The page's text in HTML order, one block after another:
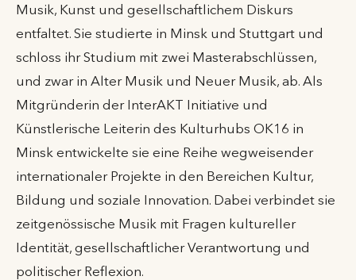
Musik, Kunst und gesellschaftlichem Diskurs
entfaltet. Sie studierte in Minsk und Stuttgart und
schloss ihr Studium mit zwei Masterabschlüssen,
und zwar in Alter Musik und Neuer Musik, ab. Als
Mitgründerin der InterAKT Initiative und
Künstlerische Leiterin des Kulturhubs OK16 in
Minsk entwickelte sie eine Reihe wegweisender
internationaler Projekte in den Bereichen Kultur,
Bildung und soziale Innovation. Dabei verbindet sie
zeitgenössische Musik mit Fragen kultureller
Identität, gesellschaftlicher Verantwortung und
politischer Reflexion.